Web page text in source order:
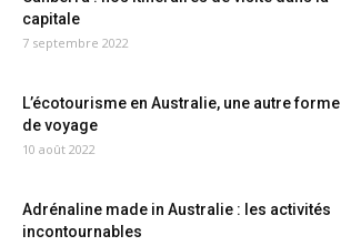
capitale
7 septembre 2022
L’écotourisme en Australie, une autre forme
de voyage
10 août 2022
Adrénaline made in Australie : les activités
incontournables